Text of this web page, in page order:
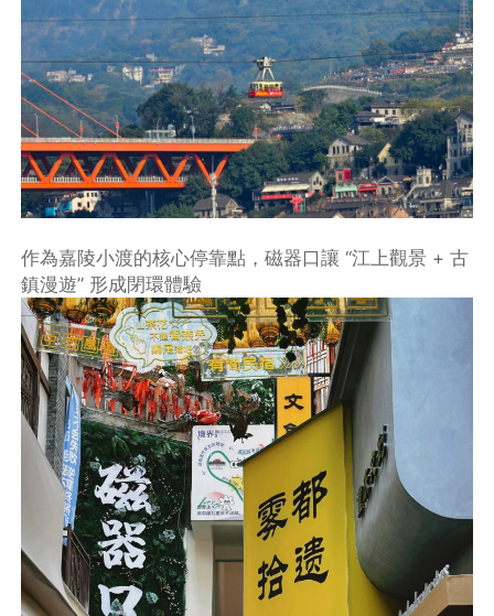
作為嘉陵小渡的核心停靠點，磁器口讓 “江上觀景 + 古
鎮漫遊” 形成閉環體驗